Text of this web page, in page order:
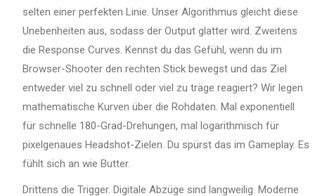
selten einer perfekten Linie. Unser Algorithmus gleicht diese
Unebenheiten aus, sodass der Output glatter wird. Zweitens
die Response Curves. Kennst du das Gefühl, wenn du im
Browser-Shooter den rechten Stick bewegst und das Ziel
entweder viel zu schnell oder viel zu träge reagiert? Wir legen
mathematische Kurven über die Rohdaten. Mal exponentiell
für schnelle 180-Grad-Drehungen, mal logarithmisch für
pixelgenaues Headshot-Zielen. Du spürst das im Gameplay. Es
fühlt sich an wie Butter.
Drittens die Trigger. Digitale Abzüge sind langweilig. Moderne